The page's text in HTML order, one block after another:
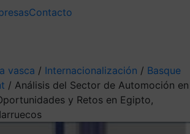
Contacto
vasca / Internacionalización / Basque
/ Análisis del Sector de Automoción en
y Retos en Egipto,